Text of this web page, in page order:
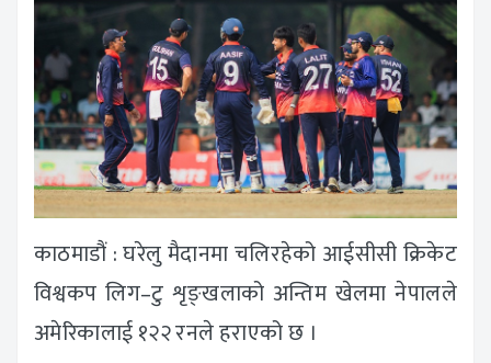
काठमाडौं : घरेलु मैदानमा चलिरहेको आईसीसी क्रिकेट
विश्वकप लिग–टु शृङ्खलाको अन्तिम खेलमा नेपालले
अमेरिकालाई १२२ रनले हराएको छ ।